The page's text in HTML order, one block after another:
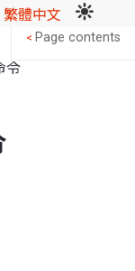
繁體中文
令
< Page contents